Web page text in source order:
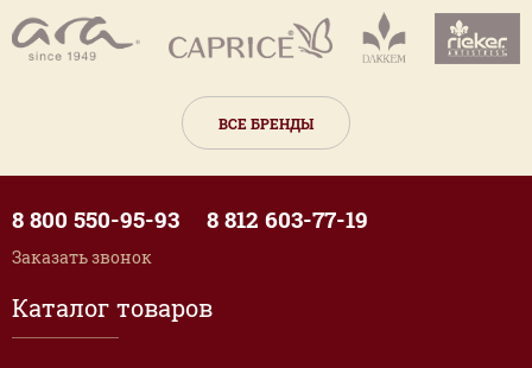
ВСЕ БРЕНДЫ
Каталог товаров
8 800 550-95-93 8 812 603-77-19
Заказать звонок